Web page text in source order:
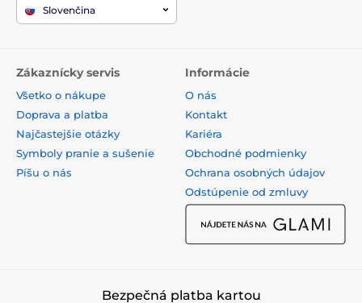
Slovenčina
Zákaznícky servis
Všetko o nákupe
Doprava a platba
Najčastejšie otázky
Symboly pranie a sušenie
Píšu o nás
Informácie
O nás
Kontakt
Kariéra
Obchodné podmienky
Ochrana osobných údajov
Odstúpenie od zmluvy
Bezpečná platba kartou